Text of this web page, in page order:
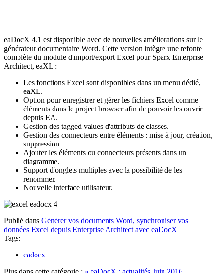
eaDocX 4.1 est disponible avec de nouvelles améliorations sur le
générateur documentaire Word. Cette version intègre une refonte
complète du module d'import/export Excel pour Sparx Enterprise
Architect, eaXL :
Les fonctions Excel sont disponibles dans un menu dédié,
eaXL.
Option pour enregistrer et gérer les fichiers Excel comme
éléments dans le project browser afin de pouvoir les ouvrir
depuis EA.
Gestion des tagged values d'attributs de classes.
Gestion des connecteurs entre éléments : mise à jour, création,
suppression.
Ajouter les éléments ou connecteurs présents dans un
diagramme.
Support d'onglets multiples avec la possibilité de les
renommer.
Nouvelle interface utilisateur.
Publié dans Générer vos documents Word, synchroniser vos
données Excel depuis Enterprise Architect avec eaDocX
Tags:
eadocx
Plus dans cette catégorie : « eaDocX : actualités Juin 2016